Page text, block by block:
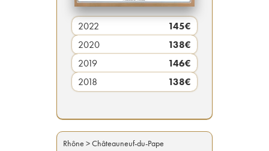
2022 145€
2020
138€
2019
146€
2018
138€
Rhône > Châteauneuf-du-Pape